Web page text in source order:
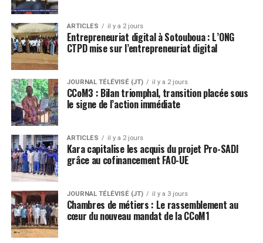
ARTICLES il y a 2 jours
Entrepreneuriat digital à Sotouboua : L’ONG
CTPD mise sur l’entrepreneuriat digital
JOURNAL TÉLÉVISÉ (JT) il y a 2 jours
CCoM3 : Bilan triomphal, transition placée sous
le signe de l’action immédiate
ARTICLES il y a 2 jours
Kara capitalise les acquis du projet Pro-SADI
grâce au cofinancement FAO-UE
JOURNAL TÉLÉVISÉ (JT) il y a 3 jours
Chambres de métiers : Le rassemblement au
cœur du nouveau mandat de la CCoM1